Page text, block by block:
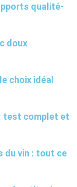
qualité-
doux
choix idéal
test complet et
du vin : tout ce